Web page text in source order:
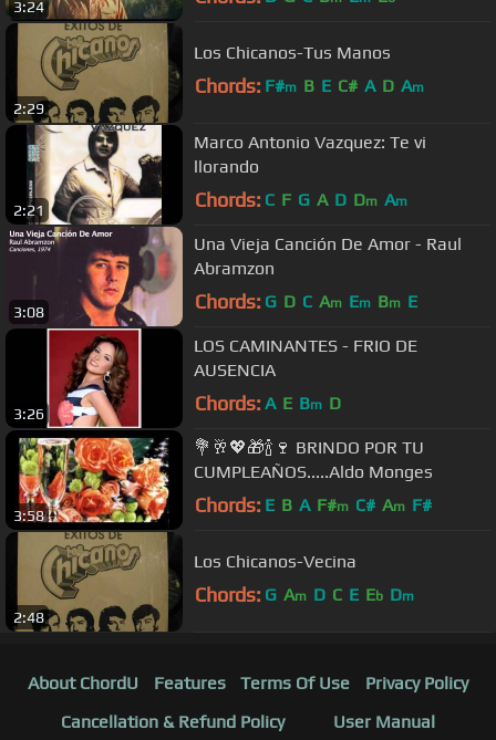
3:24
2:29
Los Chicanos-Tus Manos
Chords: F#m B E C# A D Am
2:21
Marco Antonio Vazquez: Te vi
llorando
Chords: C F G A D Dm Am
3:08
Una Vieja Canción De Amor - Raul
Abramzon
Chords: G D C Am Em Bm E
3:26
LOS CAMINANTES - FRIO DE
AUSENCIA
Chords: A E Bm D
3:58
💐🥂💖🎁🍾🍷 BRINDO POR TU
CUMPLEAÑOS.....Aldo Monges
Chords: E B A F#m C# Am F#
2:48
Los Chicanos-Vecina
Chords: G Am D C E Eb Dm
About ChordU Features Terms Of Use
Privacy Policy
Cancellation & Refund Policy
User Manual